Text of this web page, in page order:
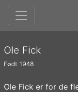
Ole Fick
Født 1948
Ole Fick er for de